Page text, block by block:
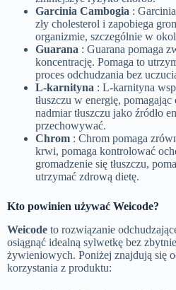
Garcinia Cambogia :
zły cholesterol i zapobiega
organizmie, szczególnie w
Guarana : Guarana pomaga
koncentrację. Pomaga to
proces odchudzania bez
L-karnityna : L-karnityna
tłuszczu w energię,
nadmiar tłuszczu jako źródło
przechowywać.
Chrom : Chrom pomaga
krwi, pomaga kontrolować
gromadzenie się tłuszczu,
utrzymać zdrową dietę.
Kto powinien używać Weicode?
Weicode to rozwiązanie
osiągnąć idealną sylwetkę bez
żywieniowych. Poniżej znajdują się
korzystania z produktu: